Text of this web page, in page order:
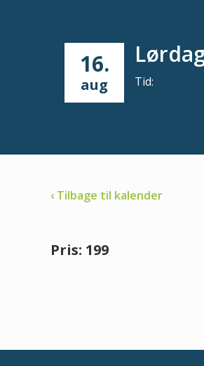
16.
aug Tid:
‹ Tilbage til kalender
Pris: 199